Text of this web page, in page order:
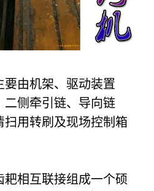
要由机架、驱动装置
二侧牵引链、导向链
扫用转刷及现场控制箱
耙相互联接组成一个硕